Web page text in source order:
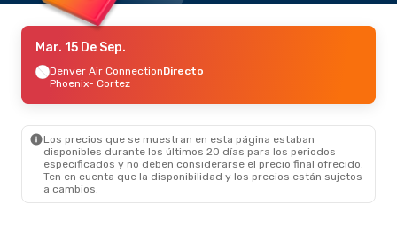
Mar. 15 De Sep.
Denver Air ConnectionDirecto
Phoenix- Cortez
Los precios que se muestran en esta página estaban
disponibles durante los últimos 20 días para los periodos
especificados y no deben considerarse el precio final ofrecido.
Ten en cuenta que la disponibilidad y los precios están sujetos
a cambios.